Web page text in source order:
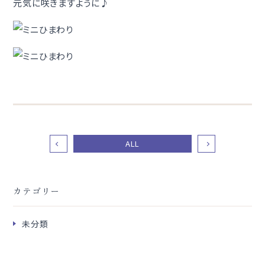
カテゴリー
未分類
元気に咲きますように♪
ALL